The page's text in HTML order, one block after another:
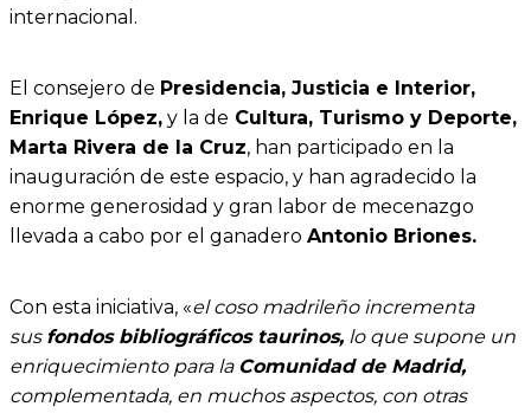
internacional.
El consejero de Presidencia, Justicia e Interior,
Enrique López, y la de Cultura, Turismo y Deporte,
Marta Rivera de la Cruz, han participado en la
inauguración de este espacio, y han agradecido la
enorme generosidad y gran labor de mecenazgo
llevada a cabo por el ganadero Antonio Briones.
Con esta iniciativa, «el coso madrileño incrementa
sus fondos bibliográficos taurinos, lo que supone un
enriquecimiento para la Comunidad de Madrid,
complementada, en muchos aspectos, con otras